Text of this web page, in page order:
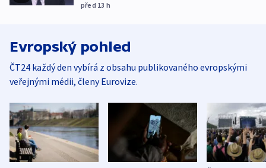
před 13 h
Evropský pohled
ČT24 každý den vybírá z obsahu publikovaného evropskými
veřejnými médii, členy Eurovize.